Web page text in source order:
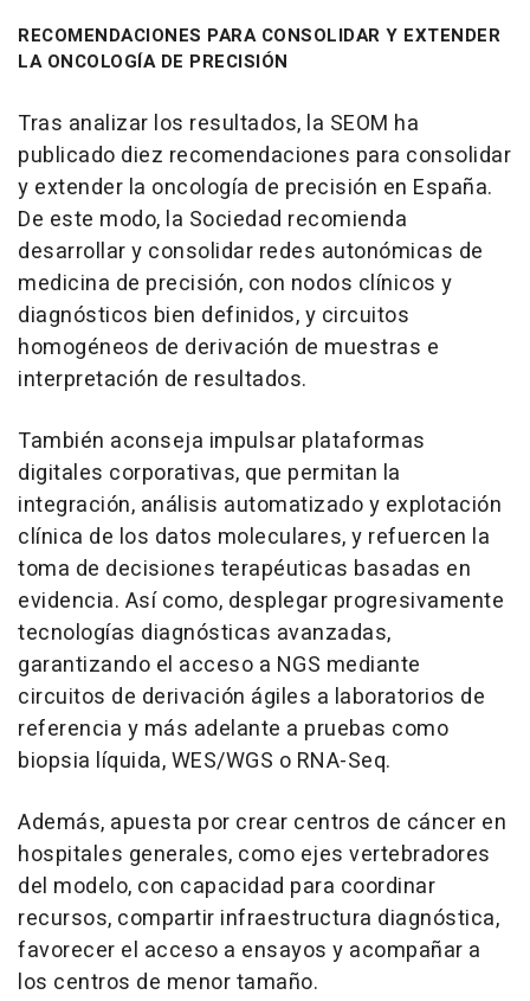
RECOMENDACIONES PARA CONSOLIDAR Y EXTENDER
LA ONCOLOGÍA DE PRECISIÓN
Tras analizar los resultados, la SEOM ha
publicado diez recomendaciones para consolidar
y extender la oncología de precisión en España.
De este modo, la Sociedad recomienda
desarrollar y consolidar redes autonómicas de
medicina de precisión, con nodos clínicos y
diagnósticos bien definidos, y circuitos
homogéneos de derivación de muestras e
interpretación de resultados.
También aconseja impulsar plataformas
digitales corporativas, que permitan la
integración, análisis automatizado y explotación
clínica de los datos moleculares, y refuercen la
toma de decisiones terapéuticas basadas en
evidencia. Así como, desplegar progresivamente
tecnologías diagnósticas avanzadas,
garantizando el acceso a NGS mediante
circuitos de derivación ágiles a laboratorios de
referencia y más adelante a pruebas como
biopsia líquida, WES/WGS o RNA-Seq.
Además, apuesta por crear centros de cáncer en
hospitales generales, como ejes vertebradores
del modelo, con capacidad para coordinar
recursos, compartir infraestructura diagnóstica,
favorecer el acceso a ensayos y acompañar a
los centros de menor tamaño.